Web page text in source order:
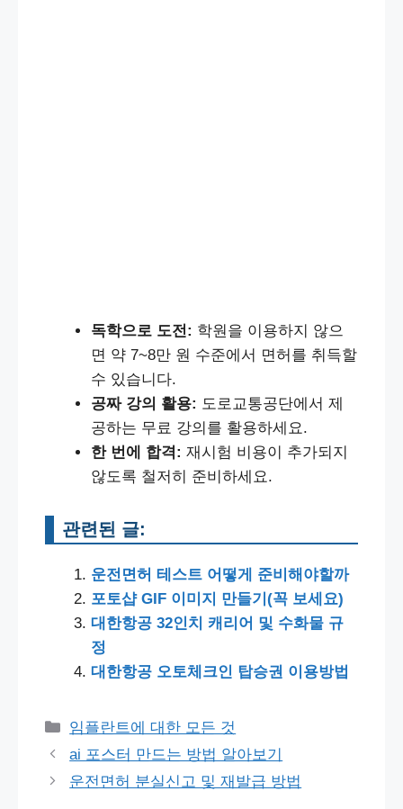
독학으로 도전: 학원을 이용하지 않으
면 약 7~8만 원 수준에서 면허를 취득할
수 있습니다.
공짜 강의 활용: 도로교통공단에서 제
공하는 무료 강의를 활용하세요.
한 번에 합격: 재시험 비용이 추가되지
않도록 철저히 준비하세요.
관련된 글:
운전면허 테스트 어떻게 준비해야할까
포토샵 GIF 이미지 만들기(꼭 보세요)
대한항공 32인치 캐리어 및 수화물 규
정
대한항공 오토체크인 탑승권 이용방법
Categories
임플란트에 대한 모든 것
Post
navigation
ai 포스터 만드는 방법 알아보기
운전면허 분실신고 및 재발급 방법